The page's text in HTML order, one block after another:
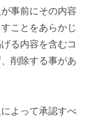
事前にその内容
ことをあらかじ
る内容を含むコ
削除する事があ
よって承認すべ